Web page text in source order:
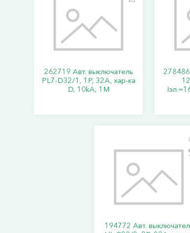
262719 Авт. выключатель
PL7-D32/1, 1P, 32A, хар-ка
D, 10kA, 1M
194772 Авт.